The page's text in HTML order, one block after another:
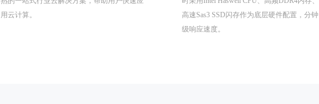
用云计算。
高速Sas3 SSD闪存作为底层硬件配置，分钟
级响应速度。